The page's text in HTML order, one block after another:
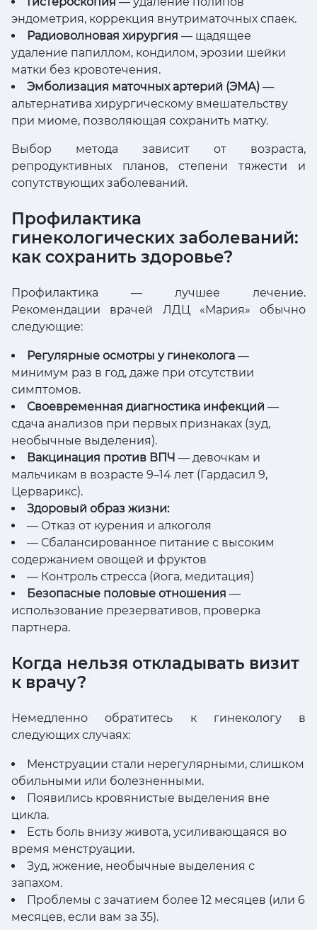
эндометрия, коррекция внутриматочных спаек.
Радиоволновая хирургия — щадящее
удаление папиллом, кондилом, эрозии шейки
матки без кровотечения.
Эмболизация маточных артерий (ЭМА) —
альтернатива хирургическому вмешательству
при миоме, позволяющая сохранить матку.
Выбор метода зависит от возраста,
репродуктивных планов, степени тяжести и
сопутствующих заболеваний.
Профилактика
гинекологических заболеваний:
как сохранить здоровье?
Профилактика — лучшее лечение.
Рекомендации врачей ЛДЦ «Мария» обычно
следующие:
Регулярные осмотры у гинеколога —
минимум раз в год, даже при отсутствии
симптомов.
Своевременная диагностика инфекций —
сдача анализов при первых признаках (зуд,
необычные выделения).
Вакцинация против ВПЧ — девочкам и
мальчикам в возрасте 9–14 лет (Гардасил 9,
Церварикс).
Здоровый образ жизни:
— Отказ от курения и алкоголя
— Сбалансированное питание с высоким
содержанием овощей и фруктов
— Контроль стресса (йога, медитация)
Безопасные половые отношения —
использование презервативов, проверка
партнера.
Когда нельзя откладывать визит
к врачу?
Немедленно обратитесь к гинекологу в
следующих случаях:
Менструации стали нерегулярными, слишком
обильными или болезненными.
Появились кровянистые выделения вне
цикла.
Есть боль внизу живота, усиливающаяся во
время менструации.
Зуд, жжение, необычные выделения с
запахом.
Проблемы с зачатием более 12 месяцев (или 6
месяцев, если вам за 35).